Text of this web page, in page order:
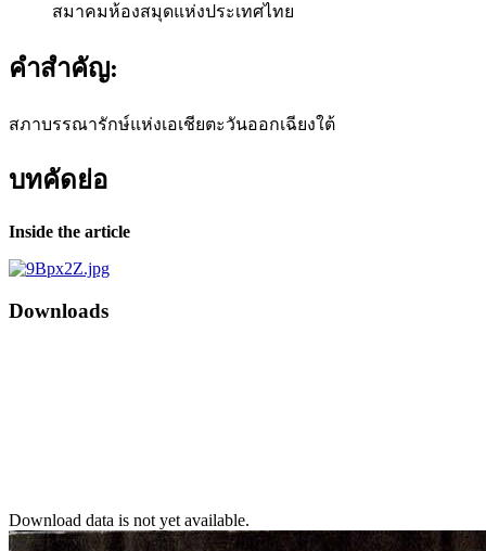
สมาคมห้องสมุดแห่งประเทศไทย
คำสำคัญ:
สภาบรรณารักษ์แห่งเอเชียตะวันออกเฉียงใต้
บทคัดย่อ
Inside the article
Downloads
Download data is not yet available.